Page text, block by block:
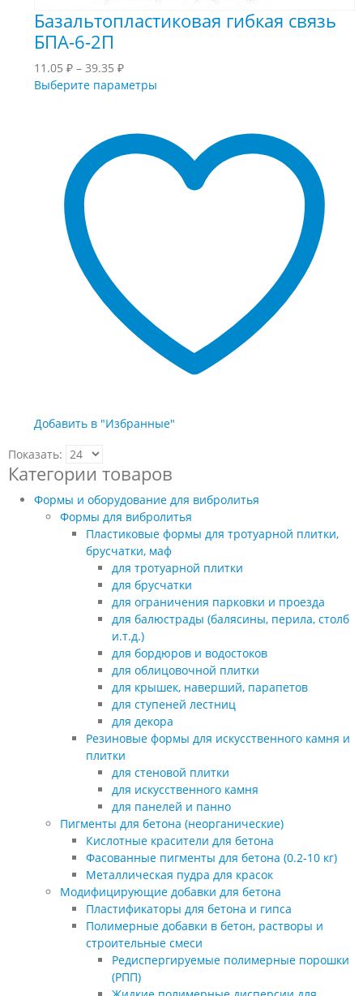
Базальтопластиковая гибкая связь
БПА-6-2П
11.05 ₽ – 39.35 ₽Диапазон
цен:
39.35 ₽
Выберите параметры
несколько
вариаций.
Опции
можно
Добавить в "Избранные"
Показать:
Категории товаров
Формы и оборудование для вибролитья
Формы для вибролитья
Пластиковые формы для тротуарной плитки,
брусчатки, маф
для тротуарной плитки
для брусчатки
для ограничения парковки и проезда
для балюстрады (балясины, перила, столб
и.т.д.)
для бордюров и водостоков
для облицовочной плитки
для крышек, наверший, парапетов
для ступеней лестниц
для декора
Резиновые формы для искусственного камня и
плитки
для стеновой плитки
для искусственного камня
для панелей и панно
Пигменты для бетона (неорганические)
Кислотные красители для бетона
Фасованные пигменты для бетона (0.2-10 кг)
Металлическая пудра для красок
Модифицирующие добавки для бетона
Пластификаторы для бетона и гипса
Полимерные добавки в бетон, растворы и
строительные смеси
Редиспергируемые полимерные порошки
(РПП)